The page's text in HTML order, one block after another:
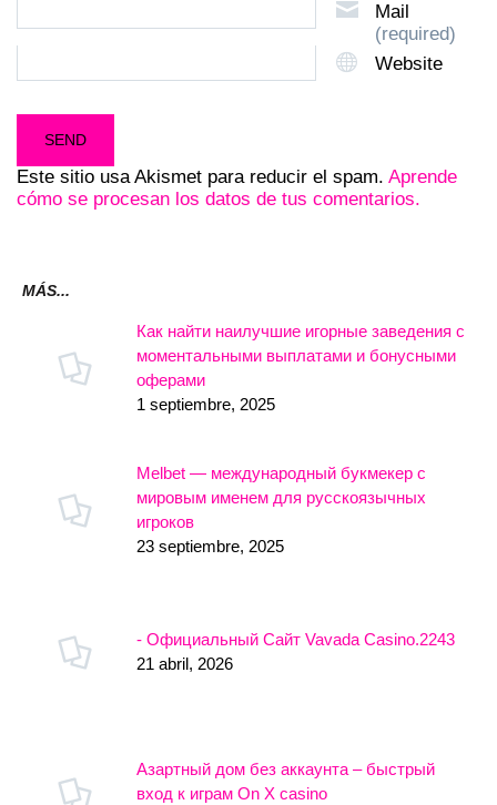
Mail
(required)
Website
Este sitio usa Akismet para reducir el spam. Aprende
cómo se procesan los datos de tus comentarios.
MÁS...
Как найти наилучшие игорные заведения с
моментальными выплатами и бонусными
оферами
1 septiembre, 2025
Melbet — международный букмекер с
мировым именем для русскоязычных
игроков
23 septiembre, 2025
- Официальный Сайт Vavada Casino.2243
21 abril, 2026
Азартный дом без аккаунта – быстрый
вход к играм On X casino